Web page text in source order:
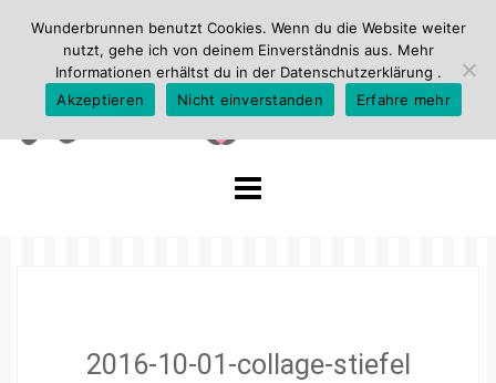
2016-10-01-collage-stiefel
Wunderbrunnen benutzt Cookies. Wenn du die Website weiter
nutzt, gehe ich von deinem Einverständnis aus. Mehr
Informationen erhältst du in der Datenschutzerklärung .
Akzeptieren
Nicht einverstanden Erfahre mehr